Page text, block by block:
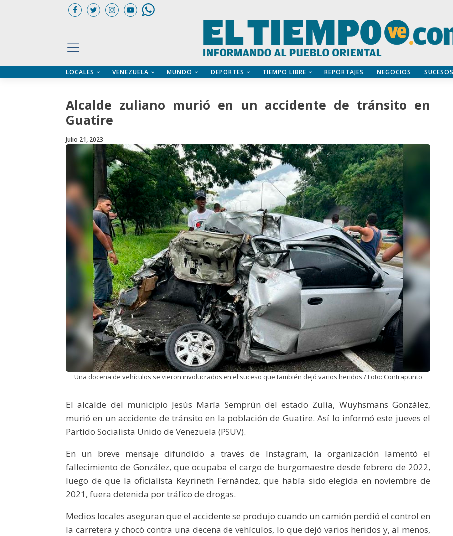
LOCALES VENEZUELA MUNDO DEPORTES TIEMPO LIBRE REPORTAJES NEGOCIOS SUCESOS
Alcalde zuliano murió en un accidente de tránsito en
Guatire
Julio 21, 2023
Una docena de vehículos se vieron involucrados en el suceso que también dejó varios heridos / Foto: Contrapunto
El alcalde del municipio Jesús María Semprún del estado Zulia, Wuyhsmans González,
murió en un accidente de tránsito en la población de Guatire. Así lo informó este jueves el
Partido Socialista Unido de Venezuela (PSUV).
En un breve mensaje difundido a través de Instagram, la organización lamentó el
fallecimiento de González, que ocupaba el cargo de burgomaestre desde febrero de 2022,
luego de que la oficialista Keyrineth Fernández, que había sido elegida en noviembre de
2021, fuera detenida por tráfico de drogas.
Medios locales aseguran que el accidente se produjo cuando un camión perdió el control en
la carretera y chocó contra una decena de vehículos, lo que dejó varios heridos y, al menos,